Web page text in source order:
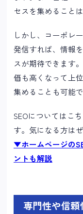
セスを集めること
しかし、コーポレ
発信すれば、情報
スが期待できます
価も高くなって上
集めることも可能で
SEOについてはこ
す。気になる方は
▼ホームページの
ントも解説
専門性や信